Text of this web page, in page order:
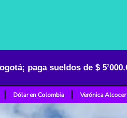
Dólar en Colombia Verónica Alcocer